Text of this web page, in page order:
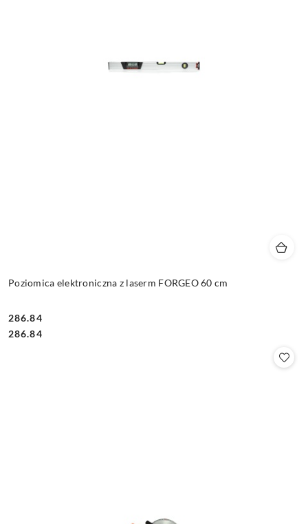
Poziomica elektroniczna z laserm FORGEO 60 cm
Cena:
286.84
Cena:
286.84